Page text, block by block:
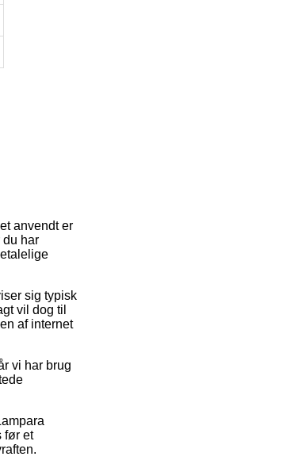
anvendt er
du har
sig typisk
vil dog til
af internet
vi har brug
før et